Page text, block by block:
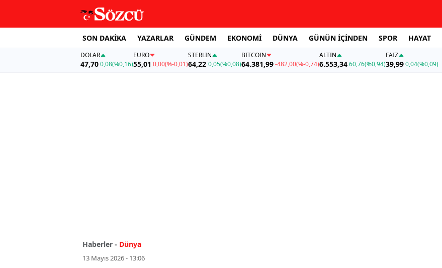
SON DAKİKA YAZARLAR GÜNDEM EKONOMİ DÜNYA GÜNÜN İÇİNDEN SPOR HAYAT
DOLAR
47,700,08(%0,16)
EURO
55,01 0,00(%-0,01)
STERLIN
64,22 0,05(%0,08)
BITCOIN
64.381,99-482,00(%-0,74)
ALTIN
6.553,3460,76(%0,94)
FAİZ
39,990,04(%0,09)
Haberler - Dünya
13 Mayıs 2026 - 13:06